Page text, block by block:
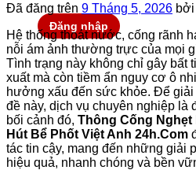
Đăng nhập
Đã đăng trên 9 Tháng 5, 2026 bởi
Hệ thống thoát nước, cống rãnh
nỗi ám ảnh thường trực của mọi
Tình trạng này không chỉ gây bất
xuất mà còn tiềm ẩn nguy cơ ô
hưởng xấu đến sức khỏe. Để
đề này, dịch vụ chuyên nghiệp là
bối cảnh đó, Thông Cống
Hút Bể Phốt Việt Anh 24h.Com
tác tin cậy, mang đến những giải
hiệu quả, nhanh chóng và bền